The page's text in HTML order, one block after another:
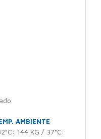
AMBIENTE
144 KG / 37°C: